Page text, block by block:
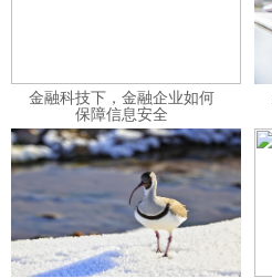
金融科技下，金融企业如何
保障信息安全